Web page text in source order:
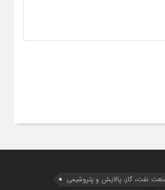
نفت، گاز، پالایش و پتروشیمی